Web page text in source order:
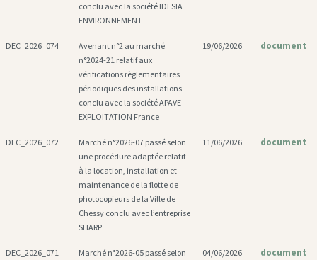
conclu avec la société IDESIA
ENVIRONNEMENT
DEC_2026_074
Avenant n°2 au marché
n°2024-21 relatif aux
vérifications règlementaires
périodiques des installations
conclu avec la société APAVE
EXPLOITATION France
19/06/2026 document
DEC_2026_072
Marché n°2026-07 passé selon
une procédure adaptée relatif
à la location, installation et
maintenance de la flotte de
photocopieurs de la Ville de
Chessy conclu avec l’entreprise
SHARP
11/06/2026 document
DEC_2026_071
Marché n°2026-05 passé selon
04/06/2026 document